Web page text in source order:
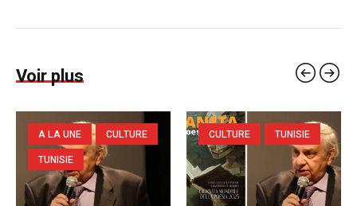
Voir plus
A LA UNE
CULTURE
TUNISIE
CULTURE TUNISIE